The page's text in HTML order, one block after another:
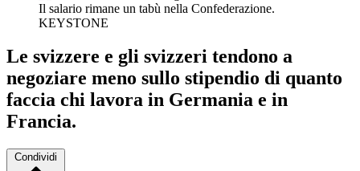
Il salario rimane un tabù nella Confederazione.
KEYSTONE
Le svizzere e gli svizzeri tendono a
negoziare meno sullo stipendio di quanto
faccia chi lavora in Germania e in
Francia.
Condividi